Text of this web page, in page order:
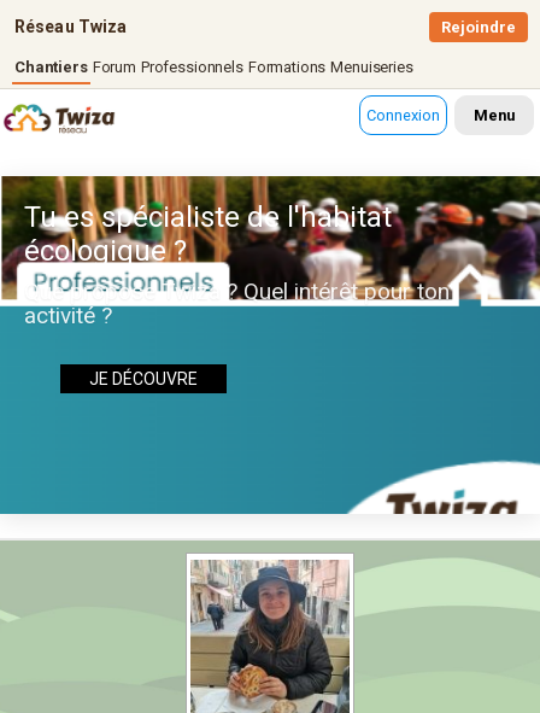
Réseau Twiza
Chantiers Forum Professionnels Formations Menuiseries
Rejoindre
Connexion Menu
Tu es spécialiste de l'habitat
écologique ?
Que propose Twiza ? Quel intérêt pour ton
activité ?
JE DÉCOUVRE